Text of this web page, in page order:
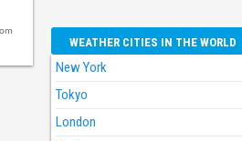
WEATHER CITIES IN THE WORLD
New York
Tokyo
London